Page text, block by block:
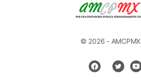
© 2026 - AMCPMX